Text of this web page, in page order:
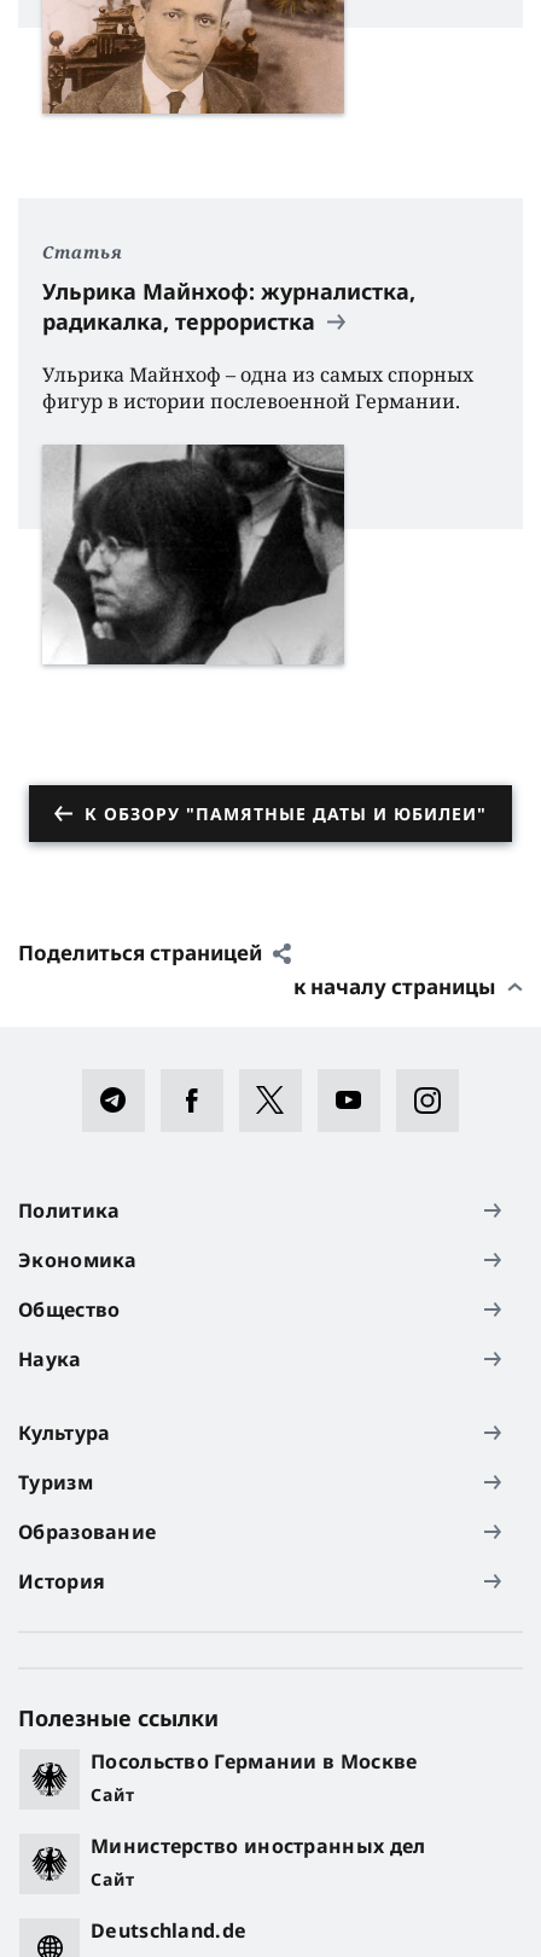
Статья
Ульрика Майнхоф: журналистка,
радикалка, террористка
Ульрика Майнхоф – одна из самых спорных
фигур в истории послевоенной Германии.
К ОБЗОРУ "ПАМЯТНЫЕ ДАТЫ И ЮБИЛЕИ"
Поделиться страницей
к началу страницы
Политика
Экономика
Общество
Наука
Культура
Туризм
Образование
История
Полезные ссылки
Посольство Германии в Москве
Сайт
Министерство иностранных дел
Сайт
Deutschland.de